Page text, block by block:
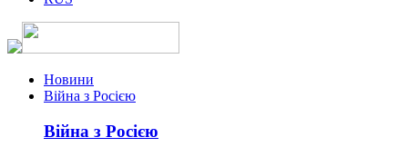
Новини
Війна з Росією
Війна з Росією